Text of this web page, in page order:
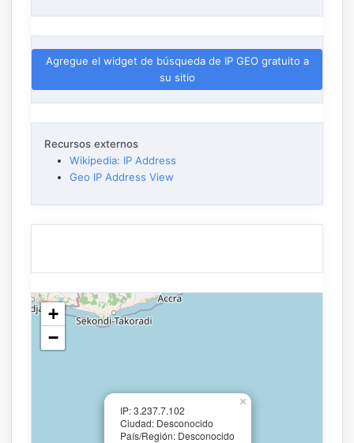
Agregue el widget de búsqueda de IP GEO gratuito a
su sitio
Recursos externos
Wikipedia: IP Address
Geo IP Address View
IP: 3.237.7.102
Ciudad: Desconocido
País/Región: Desconocido
×
+
−